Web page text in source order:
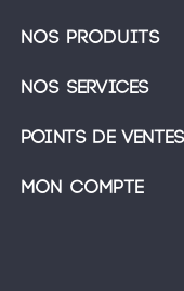
Nos produits
Nos services
Points de ventes
Mon compte